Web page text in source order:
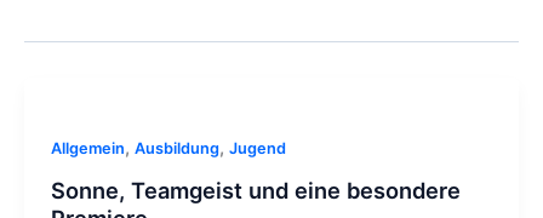
Allgemein, Ausbildung, Jugend
Sonne, Teamgeist und eine besondere